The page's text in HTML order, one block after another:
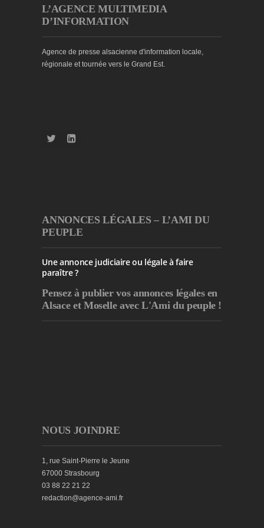
L’AGENCE MULTIMEDIA
D’INFORMATION
Agence de presse alsacienne d'information locale,
régionale et tournée vers le Grand Est.
ANNONCES LÉGALES – L’AMI DU
PEUPLE
Une annonce judiciaire ou légale à faire
paraître ?
Pensez à publiervos annonces légales en
Alsace et Moselle avec L'Ami du peuple !
NOUS JOINDRE
1, rue Saint-Pierre le Jeune
67000 Strasbourg
03 88 22 21 22
redaction@agence-ami.fr